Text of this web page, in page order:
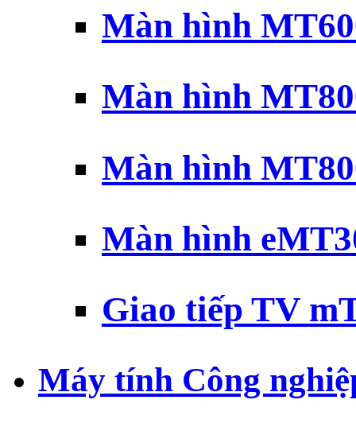
Màn hình
Màn hình
Màn hình
Màn hình
Giao tiếp TV
Máy tính Công